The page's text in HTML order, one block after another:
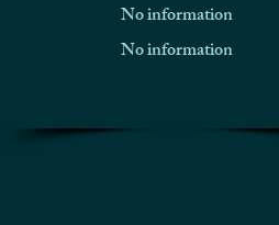
No information
No information